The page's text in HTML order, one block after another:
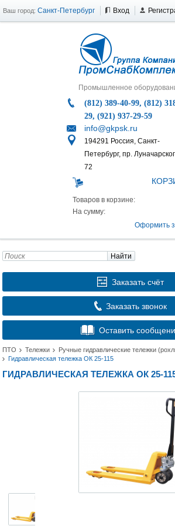
Ваш город: Санкт-Петербург Вход
Промышленное
(812) 389-40-99, (812)
29, (921) 937-29-59
info@gkpsk.ru
194291 Россия, Санкт-
Петербург, пр.
72
Товаров в корзине:
На сумму:
Оформить
Найти
Заказать счёт
Заказать звонок
Оставить
ПТО Тележки
Ручные гидравлические тележки
Гидравлическая тележка ОК 25-115
ГИДРАВЛИЧЕСКАЯ ТЕЛЕЖКА ОК 25-